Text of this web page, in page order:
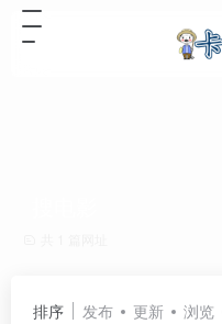
排序 发布 更新 浏览